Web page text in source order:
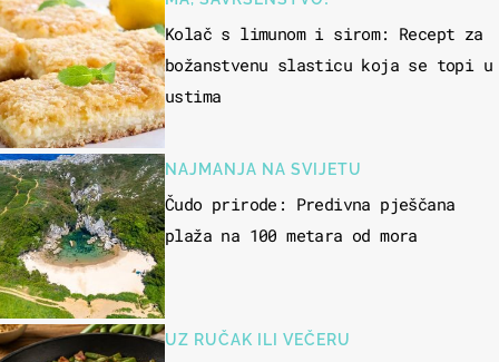
Kolač s limunom i sirom: Recept za
božanstvenu slasticu koja se topi u
ustima
NAJMANJA NA SVIJETU
Čudo prirode: Predivna pješčana
plaža na 100 metara od mora
UZ RUČAK ILI VEČERU